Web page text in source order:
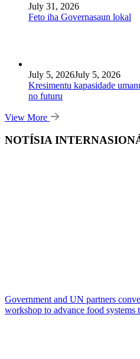
July 31, 2026
Feto iha Governasaun lokal
July 5, 2026July 5, 2026
Kresimentu kapasidade
no futuru
View More
NOTÍSIA
Government and UN partners
workshop to advance food